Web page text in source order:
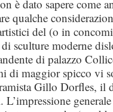
è dato sapere come
qualche
del (o in
sculture moderne
di palazzo
di maggior spicco vi
Gillo Dorfles, il